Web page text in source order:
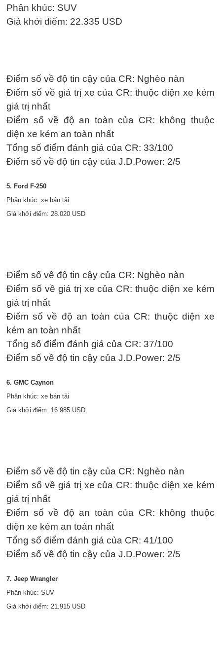
Phân khúc: SUV
Giá khởi điểm: 22.335 USD
Điểm số về độ tin cậy của CR: Nghèo nàn
Điểm số về giá trị xe của CR: thuộc diện xe kém
giá trị nhất
Điểm số về độ an toàn của CR: không thuộc
diện xe kém an toàn nhất
Tổng số điểm đánh giá của CR: 33/100
Điểm số về độ tin cậy của J.D.Power: 2/5
5. Ford F-250
Phân khúc: xe bán tải
Giá khởi điểm: 28.020 USD
Điểm số về độ tin cậy của CR: Nghèo nàn
Điểm số về giá trị xe của CR: thuộc diện xe kém
giá trị nhất
Điểm số về độ an toàn của CR: thuộc diện xe
kém an toàn nhất
Tổng số điểm đánh giá của CR: 37/100
Điểm số về độ tin cậy của J.D.Power: 2/5
6. GMC Caynon
Phân khúc: xe bán tải
Giá khởi điểm: 16.985 USD
Điểm số về độ tin cậy của CR: Nghèo nàn
Điểm số về giá trị xe của CR: thuộc diện xe kém
giá trị nhất
Điểm số về độ an toàn của CR: không thuộc
diện xe kém an toàn nhất
Tổng số điểm đánh giá của CR: 41/100
Điểm số về độ tin cậy của J.D.Power: 2/5
7. Jeep Wrangler
Phân khúc: SUV
Giá khởi điểm: 21.915 USD